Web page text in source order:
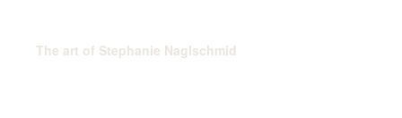
The art of Stephanie Naglschmid